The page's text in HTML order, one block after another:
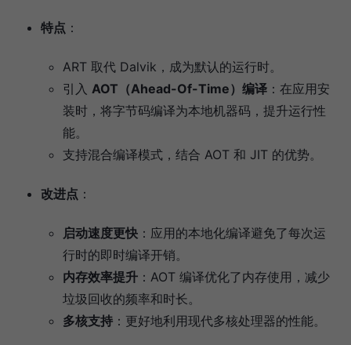
特点 ：
ART 取代 Dalvik，成为默认的运行时。
引入 AOT（Ahead-Of-Time）编译 ：在应用安
装时，将字节码编译为本地机器码，提升运行性
能。
支持混合编译模式，结合 AOT 和 JIT 的优势。
改进点 ：
启动速度更快 ：应用的本地化编译避免了每次运
行时的即时编译开销。
内存效率提升 ：AOT 编译优化了内存使用，减少
垃圾回收的频率和时长。
多核支持 ：更好地利用现代多核处理器的性能。